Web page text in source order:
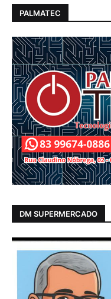
PALMATEC
DM SUPERMERCADO